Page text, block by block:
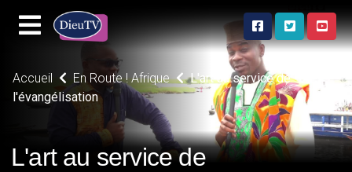
Accueil En Route ! Afrique
L'art au service de
l'évangélisation
L'art au service de